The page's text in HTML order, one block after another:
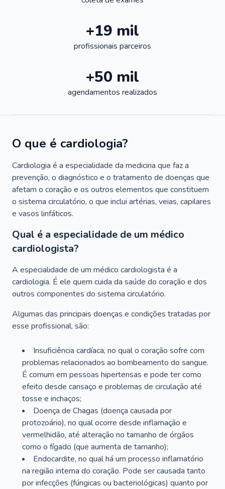
+19 mil
profissionais parceiros
+50 mil
agendamentos realizados
O que é cardiologia?
Cardiologia é a especialidade da medicina que faz a
prevenção, o diagnóstico e o tratamento de doenças que
afetam o coração e os outros elementos que constituem
o sistema circulatório, o que inclui artérias, veias, capilares
e vasos linfáticos.
Qual é a especialidade de um médico
cardiologista?
A especialidade de um médico cardiologista é a
cardiologia. É ele quem cuida da saúde do coração e dos
outros componentes do sistema circulatório.
Algumas das principais doenças e condições tratadas por
esse profissional, são:
Insuficiência cardíaca, no qual o coração sofre com
problemas relacionados ao bombeamento do sangue.
É comum em pessoas hipertensas e pode ter como
efeito desde cansaço e problemas de circulação até
tosse e inchaços;
Doença de Chagas (doença causada por
protozoário), no qual ocorre desde inflamação e
vermelhidão, até alteração no tamanho de órgãos
como o fígado (que aumenta de tamanho);
Endocardite, no qual há um processo inflamatório
na região interna do coração. Pode ser causada tanto
por infecções (fúngicas ou bacteriológicas) quanto por